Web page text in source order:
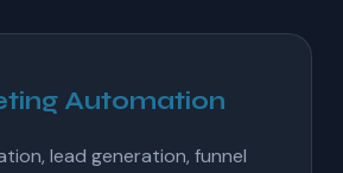
Automation
lead generation, funnel